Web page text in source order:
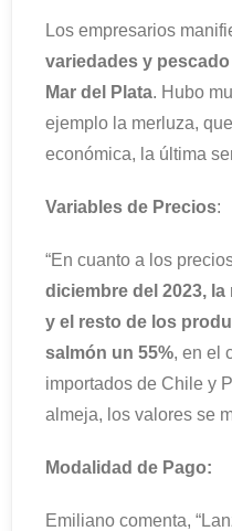
Los empresarios
variedades y
Mar del Plata. Hubo
ejemplo la merluza,
económica, la última
Variables de Precios:
“En cuanto a los
diciembre del 2023,
y el resto de los
salmón un 55%, en el
importados de Chile y
almeja, los valores se
Modalidad de Pago:
Emiliano comenta,